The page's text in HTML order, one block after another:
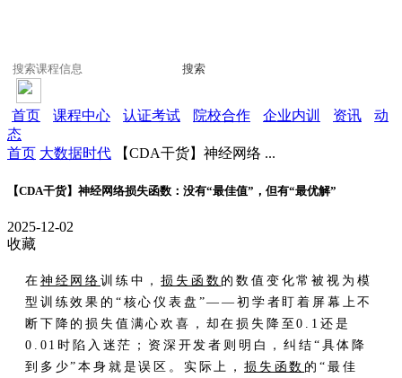
搜索
首页 课程中心 认证考试 院校合作 企业内训 资讯
动
态
首页 大数据时代 【CDA干货】神经网络 ...
【CDA干货】神经网络损失函数：没有“最佳值”，但有“最优解”
2025-12-02
收藏
在 神经网络训练中，损失函数 的数值变化常被视为模
型训练效果的“核心仪表盘”——初学者盯着屏幕上不
断下降的损失值满心欢喜，却在损失降至0.1还是
0.01时陷入迷茫；资深开发者则明白，纠结“具体降
到多少”本身就是误区。实际上，损失函数 的“最佳